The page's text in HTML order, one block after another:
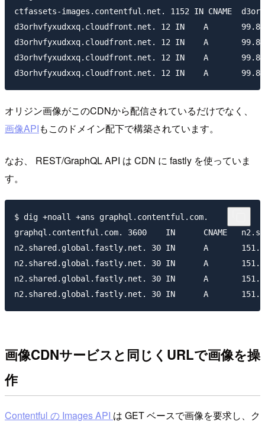
ctfassets-images.contentful.net. 1152 IN CNAME	d3orhvfyxudxxq.cloudfront.net.
d3orhvfyxudxxq.cloudfront.net. 12 IN	A	99.84.158.98
d3orhvfyxudxxq.cloudfront.net. 12 IN	A	99.84.158.51
d3orhvfyxudxxq.cloudfront.net. 12 IN	A	99.84.158.18
オリジン画像がこのCDNから配信されているだけでなく、
画像APIもこのドメイン配下で構築されています。
なお、 REST/GraphQL API は CDN に fastly を使っていま
す。
$ dig +noall +ans graphql.contentful.com.
graphql.contentful.com.	3600	IN	CNAME	n2.shared.global.fastly.net.
n2.shared.global.fastly.net. 30	IN	A	151.101.2.49
n2.shared.global.fastly.net. 30	IN	A	151.101.66.49
n2.shared.global.fastly.net. 30	IN	A	151.101.130.49
画像CDNサービスと同じくURLで画像を操
作
Contentful の Images API は GET ベースで画像を要求し、ク